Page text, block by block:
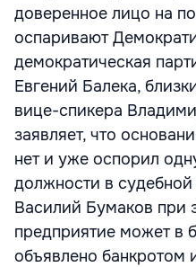
доверенное лицо на
оспаривают
демократическая
Евгений Балека,
вице-спикера
заявляет, что
нет и уже оспорил
должности в
Василий Бумаков при
предприятие может в
объявлено банкротом